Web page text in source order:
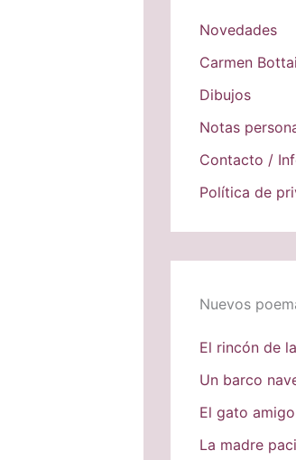
Novedades
Carmen Bottai
Dibujos
Notas
Contacto /
Política de
Nuevos
El rincón de
Un barco
El gato amigo
La madre